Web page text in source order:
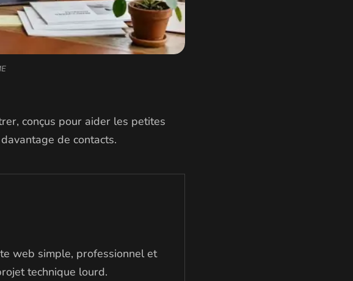
conçus pour aider les petites
de contacts.
web simple, professionnel et
technique lourd.